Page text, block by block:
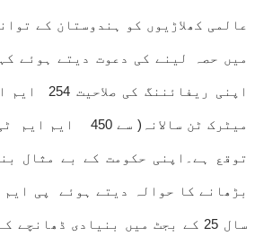
عالمی کھلاڑیوں کو ہندوستان کے
اپنی
میٹرک ٹن سالانہ( سے
توقع ہے۔اپنی حکومت کے بے مثال
بڑھانے کا حوالہ دیتے ہوئے پی